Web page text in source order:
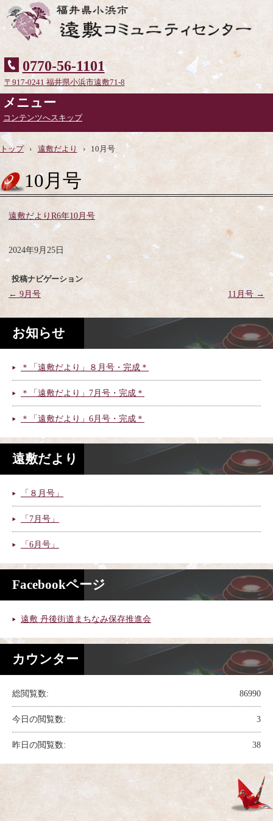
0770-56-1101
〒917-0241 福井県小浜市遠敷71-8
メニュー
コンテンツへスキップ
トップ › 遠敷だより › 10月号
10月号
遠敷だよりR6年10月号
2024年9月25日
投稿ナビゲーション
← 9月号 11月号 →
お知らせ
＊「遠敷だより」８月号・完成＊
＊「遠敷だより」7月号・完成＊
＊「遠敷だより」6月号・完成＊
遠敷だより
「８月号」
「7月号」
「6月号」
Facebookページ
遠敷 丹後街道まちなみ保存推進会
カウンター
86990
総閲覧数:
3
今日の閲覧数:
38
昨日の閲覧数: